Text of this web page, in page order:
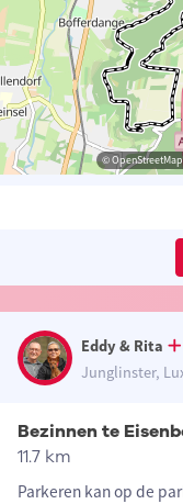
©
Eddy & Rita
Junglinster,
Bezinnen te
11.7 km
Parkeren kan op de